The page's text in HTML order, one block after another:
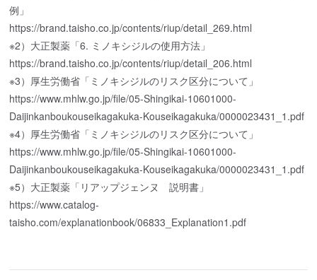
例」
https://brand.taisho.co.jp/contents/riup/detail_269.html
※2）大正製薬「6. ミノキシジルの使用方法」
https://brand.taisho.co.jp/contents/riup/detail_206.html
※3）厚生労働省「ミノキシジルのリスク区分について」
https://www.mhlw.go.jp/file/05-Shingikai-10601000-
Daijinkanboukouseikagakuka-Kouseikagakuka/0000023431_1.pdf
※4）厚生労働省「ミノキシジルのリスク区分について」
https://www.mhlw.go.jp/file/05-Shingikai-10601000-
Daijinkanboukouseikagakuka-Kouseikagakuka/0000023431_1.pdf
※5）大正製薬「リアップジェンヌ 説明書」
https://www.catalog-
taisho.com/explanationbook/06833_Explanation1.pdf